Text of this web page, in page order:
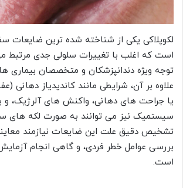
لکوپلاکی یکی از شناخته شده ترین ضایعات
است که اغلب با تغییرات سلولی جدی مرتبط
توجه ویژه دندانپزشکان و متخصصان بیماری
علاوه بر آن، شرایطی مانند کاندیدیاز دهانی
یا جراحت های دهانی، واکنش های آلرژیک، و
سیستمیک نیز می توانند به صورت لکه های
تشخیص دقیق علت این ضایعات نیازمند
بررسی عوامل خطر فردی، و گاهی انجام
است.